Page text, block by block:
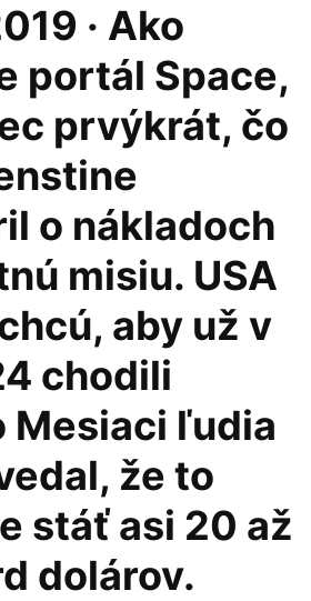
· Ako
portál Space,
prvýkrát, čo
o nákladoch
misiu. USA
aby už v
chodili
Mesiaci ľudia
že to
stáť asi 20 až
dolárov.